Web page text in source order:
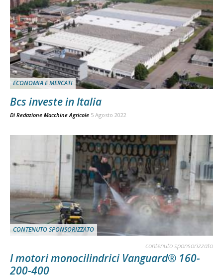
ECONOMIA E MERCATI
Bcs investe in Italia
Di Redazione Macchine Agricole 5 Agosto 2022
CONTENUTO SPONSORIZZATO
contenuto sponsorizzato
I motori monocilindrici Vanguard® 160-
200-400